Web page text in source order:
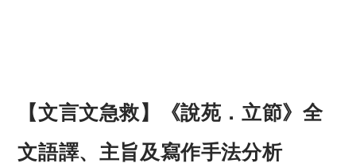
【文言文急救】《說苑．立節》全
文語譯、主旨及寫作手法分析